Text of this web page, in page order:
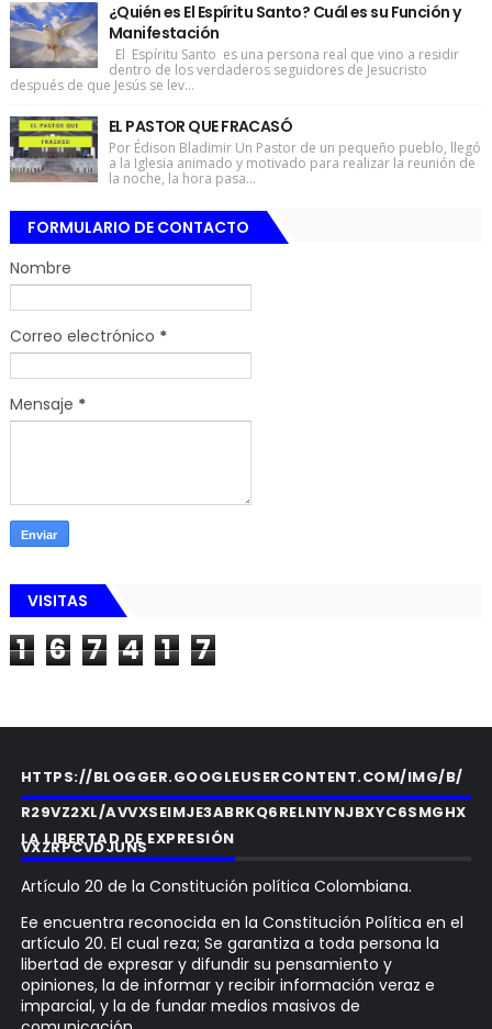
¿Quién es El Espíritu Santo? Cuál es su Función y
Manifestación
El Espíritu Santo es una persona real que vino a residir
dentro de los verdaderos seguidores de Jesucristo
después de que Jesús se lev...
EL PASTOR QUE FRACASÓ
Por Édison Bladimir Un Pastor de un pequeño pueblo, llegó
a la Iglesia animado y motivado para realizar la reunión de
la noche, la hora pasa...
FORMULARIO DE CONTACTO
Nombre
Correo electrónico *
Mensaje *
VISITAS
1 6 7 4 1 7
HTTPS://BLOGGER.GOOGLEUSERCONTENT.COM/IMG/B/
R29VZ2XL/AVVXSEIMJE3ABRKQ6RELN1YNJBXYC6SMGHX
VXZRPCVDJUNS
LA LIBERTAD DE EXPRESIÓN
Artículo 20 de la Constitución política Colombiana.
Ee encuentra reconocida en la Constitución Política en el
artículo 20. El cual reza; Se garantiza a toda persona la
libertad de expresar y difundir su pensamiento y
opiniones, la de informar y recibir información veraz e
imparcial, y la de fundar medios masivos de